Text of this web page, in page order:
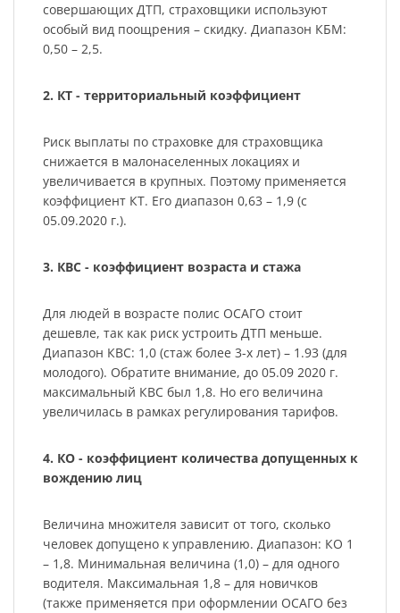
совершающих ДТП, страховщики используют
особый вид поощрения – скидку. Диапазон КБМ:
0,50 – 2,5.
2. КТ - территориальный коэффициент
Риск выплаты по страховке для страховщика
снижается в малонаселенных локациях и
увеличивается в крупных. Поэтому применяется
коэффициент КТ. Его диапазон 0,63 – 1,9 (с
05.09.2020 г.).
3. КВС - коэффициент возраста и стажа
Для людей в возрасте полис ОСАГО стоит
дешевле, так как риск устроить ДТП меньше.
Диапазон КВС: 1,0 (стаж более 3-х лет) – 1.93 (для
молодого). Обратите внимание, до 05.09 2020 г.
максимальный КВС был 1,8. Но его величина
увеличилась в рамках регулирования тарифов.
4. КО - коэффициент количества допущенных к
вождению лиц
Величина множителя зависит от того, сколько
человек допущено к управлению. Диапазон: КО 1
– 1,8. Минимальная величина (1,0) – для одного
водителя. Максимальная 1,8 – для новичков
(также применяется при оформлении ОСАГО без